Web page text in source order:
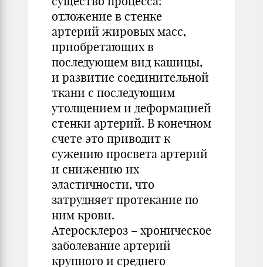
отложение в стенке
артерий жировых масс,
приобретающих в
последующем вид кашицы,
и развитие соединительной
ткани с последующим
утолщением и деформацией
стенки артерий. В конечном
счете это приводит к
сужению просвета артерий
и снижению их
эластичности, что
затрудняет протекание по
ним крови.
Атеросклероз – хроническое
заболевание артерий
крупного и среднего